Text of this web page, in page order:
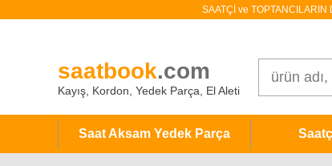
SAATÇİ ve
saatbook.com
Kayış, Kordon, Yedek Parça, El Aleti
Saat Aksam Yedek Parça